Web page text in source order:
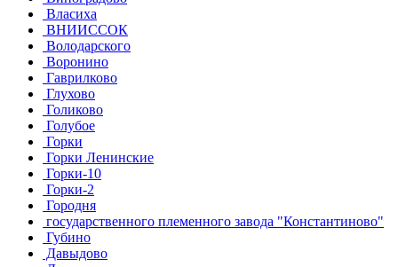
Власиха
ВНИИССОК
Володарского
Воронино
Гаврилково
Глухово
Голиково
Голубое
Горки
Горки Ленинские
Горки-10
Горки-2
Городня
государственного племенного завода "Константиново"
Губино
Давыдово